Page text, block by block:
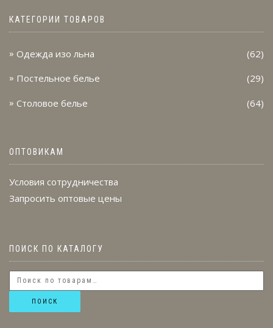
КАТЕГОРИИ ТОВАРОВ
Одежда изо льна (62)
Постельное белье (29)
Столовое белье (64)
ОПТОВИКАМ
Условия сотрудничества
Запросить оптовые цены
ПОИСК ПО КАТАЛОГУ
ПОИСК